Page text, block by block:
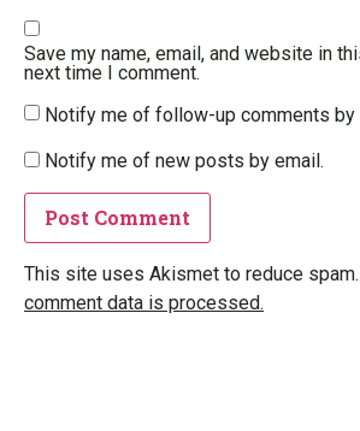
Save my name, email, and website in
next time I comment.
Notify me of follow-up comments by
Notify me of new posts by email.
This site uses Akismet to reduce spam.
comment data is processed.